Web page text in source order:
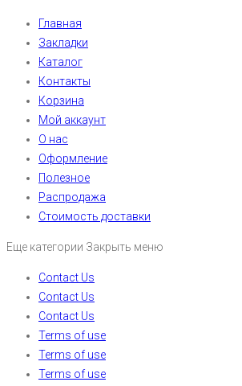
Главная
Закладки
Каталог
Контакты
Корзина
Мой аккаунт
О нас
Оформление
Полезное
Распродажа
Стоимость доставки
Еще категории Закрыть меню
Contact Us
Contact Us
Contact Us
Terms of use
Terms of use
Terms of use